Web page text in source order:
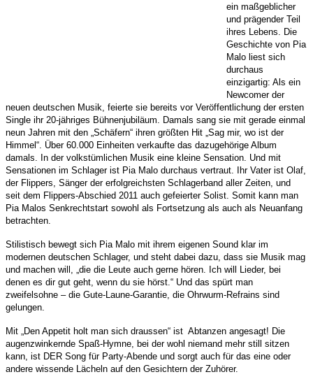
ein maßgeblicher
und prägender Teil
ihres Lebens. Die
Geschichte von Pia
Malo liest sich
durchaus
einzigartig: Als ein
Newcomer der
neuen deutschen Musik, feierte sie bereits vor Veröffentlichung der ersten
Single ihr 20-jähriges Bühnenjubiläum. Damals sang sie mit gerade einmal
neun Jahren mit den „Schäfern“ ihren größten Hit „Sag mir, wo ist der
Himmel“. Über 60.000 Einheiten verkaufte das dazugehörige Album
damals. In der volkstümlichen Musik eine kleine Sensation. Und mit
Sensationen im Schlager ist Pia Malo durchaus vertraut. Ihr Vater ist Olaf,
der Flippers, Sänger der erfolgreichsten Schlagerband aller Zeiten, und
seit dem Flippers-Abschied 2011 auch gefeierter Solist. Somit kann man
Pia Malos Senkrechtstart sowohl als Fortsetzung als auch als Neuanfang
betrachten.
Stilistisch bewegt sich Pia Malo mit ihrem eigenen Sound klar im
modernen deutschen Schlager, und steht dabei dazu, dass sie Musik mag
und machen will, „die die Leute auch gerne hören. Ich will Lieder, bei
denen es dir gut geht, wenn du sie hörst.“ Und das spürt man
zweifelsohne – die Gute-Laune-Garantie, die Ohrwurm-Refrains sind
gelungen.
Mit „Den Appetit holt man sich draussen“ ist Abtanzen angesagt! Die
augenzwinkernde Spaß-Hymne, bei der wohl niemand mehr still sitzen
kann, ist DER Song für Party-Abende und sorgt auch für das eine oder
andere wissende Lächeln auf den Gesichtern der Zuhörer.